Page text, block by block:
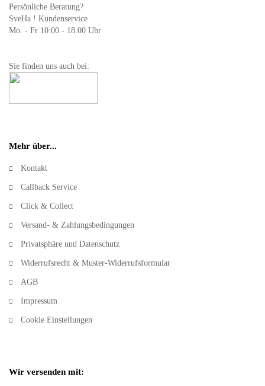
Persönliche Beratung?
SveHa ! Kundenservice
Mo. - Fr 10:00 - 18.00 Uhr
Sie finden uns auch bei:
Mehr über...
Kontakt
Callback Service
Click & Collect
Versand- & Zahlungsbedingungen
Privatsphäre und Datenschutz
Widerrufsrecht & Muster-Widerrufsformular
AGB
Impressum
Cookie Einstellungen
Wir versenden mit: